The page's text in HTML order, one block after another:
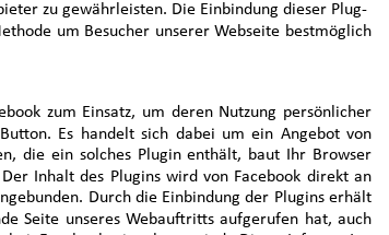
zu gewährleisten. Die Einbindung dieser Plug-
um Besucher unserer Webseite bestmöglich
zum Einsatz, um deren Nutzung persönlicher
Es handelt sich dabei um ein Angebot von
die ein solches Plugin enthält, baut Ihr Browser
Inhalt des Plugins wird von Facebook direkt an
Durch die Einbindung der Plugins erhält
Seite unseres Webauftritts aufgerufen hat, auch